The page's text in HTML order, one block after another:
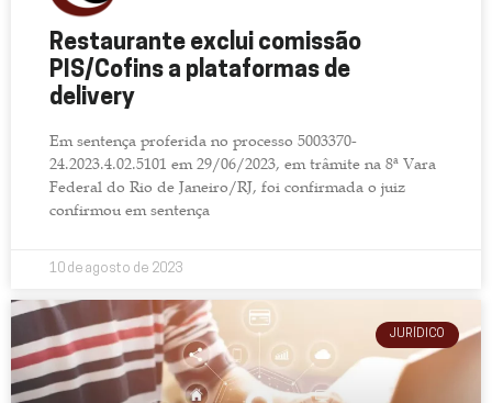
Restaurante exclui comissão
PIS/Cofins a plataformas de
delivery
Em sentença proferida no processo 5003370-
24.2023.4.02.5101 em 29/06/2023, em trâmite na 8ª Vara
Federal do Rio de Janeiro/RJ, foi confirmada o juiz
confirmou em sentença
10 de agosto de 2023
JURÍDICO